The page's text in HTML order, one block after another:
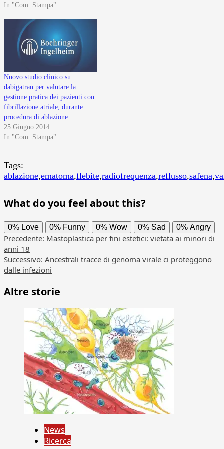
In "Com. Stampa"
Nuovo studio clinico su
dabigatran per valutare la
gestione pratica dei pazienti con
fibrillazione atriale, durante
procedura di ablazione
25 Giugno 2014
In "Com. Stampa"
Tags:
ablazione,ematoma,flebite,radiofrequenza,reflusso,safena,
What do you feel about this?
0% Love 0% Funny 0% Wow 0% Sad 0% Angry
Navigazione
articolo
Precedente: Mastoplastica per fini estetici: vietata ai minori di
anni 18
Successivo: Ancestrali tracce di genoma virale ci proteggono
dalle infezioni
Altre storie
News
Ricerca